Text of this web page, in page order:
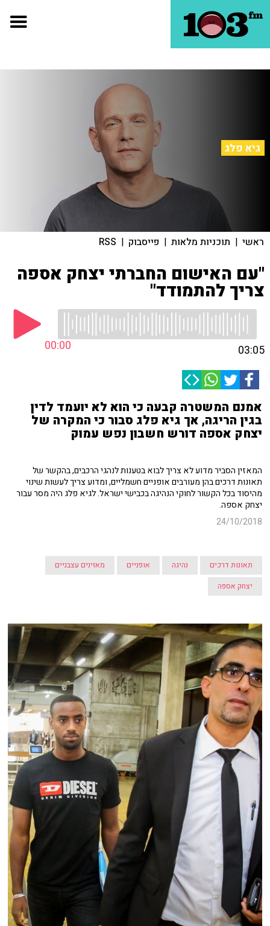
גיא פלג
ראשי | תוכניות מלאות | פייסבוק |
RSS
"עם האישום החברתי יצחק אספה
צריך להתמודד"
00:00 03:05
אמנם המשטרה קבעה כי הוא לא יועמד לדין
בגין הריגה, אך גיא פלג סבור כי המקרה של
יצחק אספה דורש חשבון נפש עמוק
המאזין הסביר מדוע לא צריך לבוא בטענות לנהגי הרכבים, בהקשר של
תאונות דרכים בהן מעורבים אופניים חשמליים, ומדוע צריך לעשות שינוי
מהיסוד בכל הקשור לחוקי הנהיגה בכבישי ישראל. לגיא פלג היה מסר עבור
יצחק אספה.
24/10/2018
תאונות דרכים נהיגה אופניים
מאזינים עצבניים
יצחק אספה